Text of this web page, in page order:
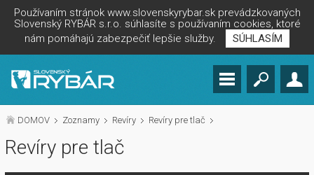
Používaním stránok www.slovenskyrybar.sk prevádzkovaných
Slovenský RYBÁR s.r.o. súhlasíte s používaním cookies, ktoré
nám pomáhajú zabezpečiť lepšie služby.
SÚHLASÍM
DOMOV Zoznamy Revíry Revíry pre tlač
Revíry pre tlač